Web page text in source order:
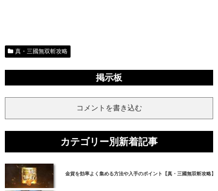
真・三國無双斬攻略
掲示板
コメントを書き込む
カテゴリー別新着記事
金貨を効率よく集める方法や入手のポイント【真・三國無双斬攻略】